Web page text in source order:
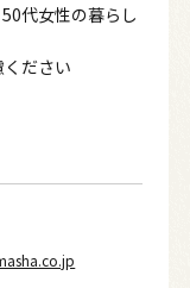
代女性の暮らし
ださい